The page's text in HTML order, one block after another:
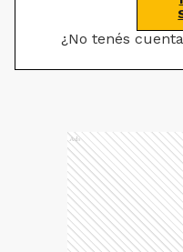
¿No tenés
Ads